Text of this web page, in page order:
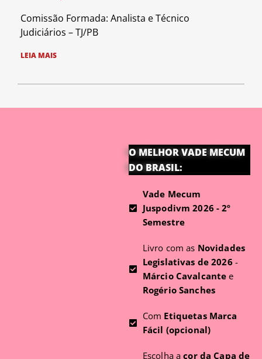
Comissão Formada: Analista e Técnico
Judiciários – TJ/PB
LEIA MAIS
O MELHOR VADE MECUM
DO BRASIL:
Vade Mecum
Juspodivm 2026 - 2º
Semestre
Livro com as Novidades
Legislativas de 2026 -
Márcio Cavalcante e
Rogério Sanches
Com Etiquetas Marca
Fácil (opcional)
Escolha acor da Capa de